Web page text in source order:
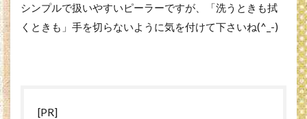
シンプルで扱いやすいピーラーですが、「洗うときも拭
くときも」手を切らないように気を付けて下さいね(^_-)
[PR]